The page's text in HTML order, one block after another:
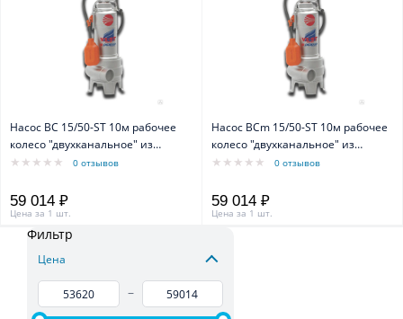
Насос BC 15/50-ST 10м рабочее
колесо "двухканальное" из
нерж.стали
0 отзывов
59 014 ₽
Цена за 1 шт.
Насос BCm 15/50-ST 10м рабочее
колесо "двухканальное" из
нерж.стали
0 отзывов
59 014 ₽
Цена за 1 шт.
Фильтр
Цена
–